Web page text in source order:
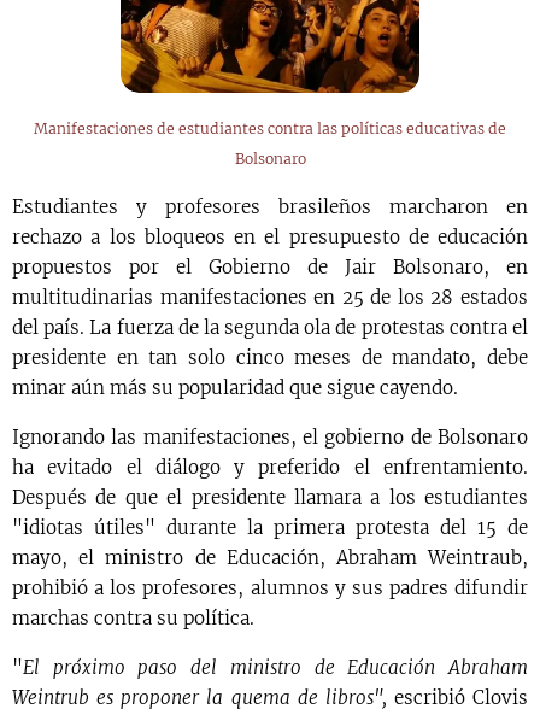
Manifestaciones de estudiantes contra las políticas educativas de
Bolsonaro
Estudiantes y profesores brasileños marcharon en
rechazo a los bloqueos en el presupuesto de educación
propuestos por el Gobierno de Jair Bolsonaro, en
multitudinarias manifestaciones en 25 de los 28 estados
del país. La fuerza de la segunda ola de protestas contra el
presidente en tan solo cinco meses de mandato, debe
minar aún más su popularidad que sigue cayendo.
Ignorando las manifestaciones, el gobierno de Bolsonaro
ha evitado el diálogo y preferido el enfrentamiento.
Después de que el presidente llamara a los estudiantes
"idiotas útiles" durante la primera protesta del 15 de
mayo, el ministro de Educación, Abraham Weintraub,
prohibió a los profesores, alumnos y sus padres difundir
marchas contra su política.
"El próximo paso del ministro de Educación Abraham
Weintrub es proponer la quema de libros", escribió Clovis